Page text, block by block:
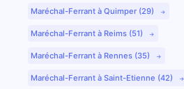
Maréchal-Ferrant à Quimper (29)
Maréchal-Ferrant à Reims (51)
Maréchal-Ferrant à Rennes (35)
Maréchal-Ferrant à Saint-Etienne (42)